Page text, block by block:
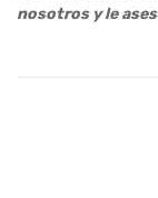
nosotros y le